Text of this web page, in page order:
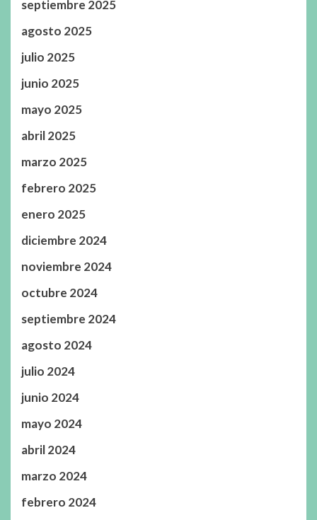
septiembre 2025
agosto 2025
julio 2025
junio 2025
mayo 2025
abril 2025
marzo 2025
febrero 2025
enero 2025
diciembre 2024
noviembre 2024
octubre 2024
septiembre 2024
agosto 2024
julio 2024
junio 2024
mayo 2024
abril 2024
marzo 2024
febrero 2024